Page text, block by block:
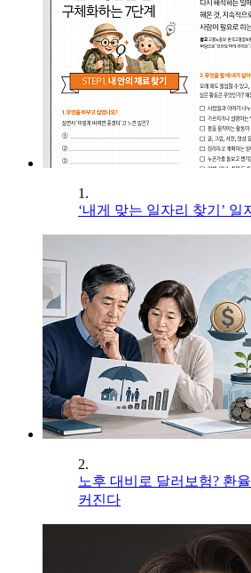
1.
‘내게 맞는 일자리 찾기’ 일
2.
노후 대비로 달러보험? 환
커진다